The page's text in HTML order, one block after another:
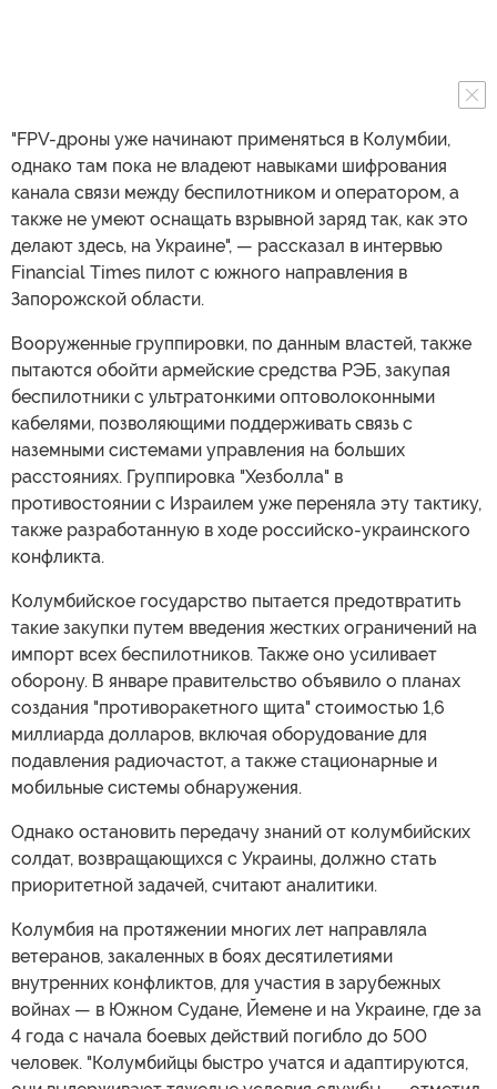
"FPV-дроны уже начинают применяться в Колумбии,
однако там пока не владеют навыками шифрования
канала связи между беспилотником и оператором, а
также не умеют оснащать взрывной заряд так, как это
делают здесь, на Украине", — рассказал в интервью
Financial Times пилот с южного направления в
Запорожской области.
Вооруженные группировки, по данным властей, также
пытаются обойти армейские средства РЭБ, закупая
беспилотники с ультратонкими оптоволоконными
кабелями, позволяющими поддерживать связь с
наземными системами управления на больших
расстояниях. Группировка "Хезболла" в
противостоянии с Израилем уже переняла эту тактику,
также разработанную в ходе российско-украинского
конфликта.
Колумбийское государство пытается предотвратить
такие закупки путем введения жестких ограничений на
импорт всех беспилотников. Также оно усиливает
оборону. В январе правительство объявило о планах
создания "противоракетного щита" стоимостью 1,6
миллиарда долларов, включая оборудование для
подавления радиочастот, а также стационарные и
мобильные системы обнаружения.
Однако остановить передачу знаний от колумбийских
солдат, возвращающихся с Украины, должно стать
приоритетной задачей, считают аналитики.
Колумбия на протяжении многих лет направляла
ветеранов, закаленных в боях десятилетиями
внутренних конфликтов, для участия в зарубежных
войнах — в Южном Судане, Йемене и на Украине, где за
4 года с начала боевых действий погибло до 500
человек. "Колумбийцы быстро учатся и адаптируются,